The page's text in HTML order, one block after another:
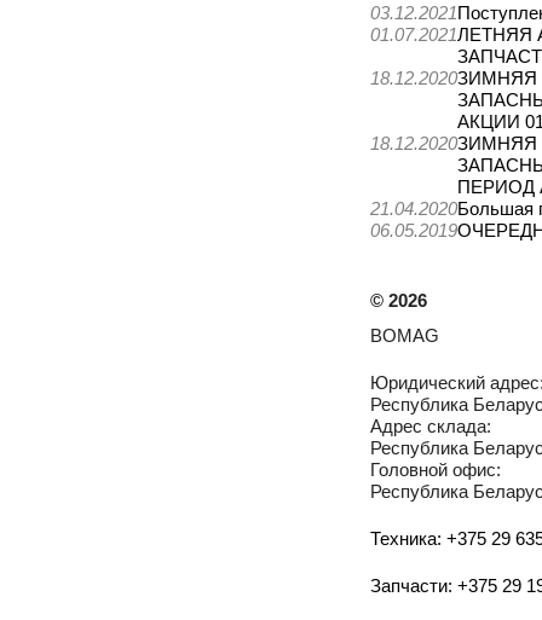
03.12.2021
01.07.2021ЛЕТНЯЯ
18.12.2020ЗИМНЯЯ
АКЦИИ
18.12.2020ЗИМНЯЯ
ПЕРИОД
21.04.2020Большая
06.05.2019
© 2026
BOMAG
Юридический
Республика
Адрес склада:
Республика
Головной офис:
Республика
Техника: +375 29
Запчасти: +375 29